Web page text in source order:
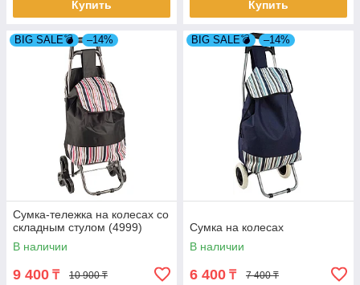
Купить Купить
BIG SALE💣 –14%
Сумка-тележка на колесах со
складным стулом (4999)
В наличии
9 400 ₸ 10 900 ₸
BIG SALE💣 –14%
Сумка на колесах
В наличии
6 400 ₸ 7 400 ₸